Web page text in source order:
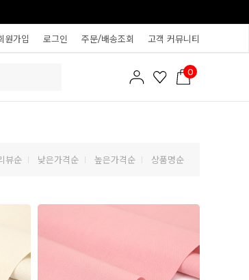
원가입 로그인 주문/배송조회 고객 커뮤니티
0
뷰순 낮은가격순 높은가격순 상품명순